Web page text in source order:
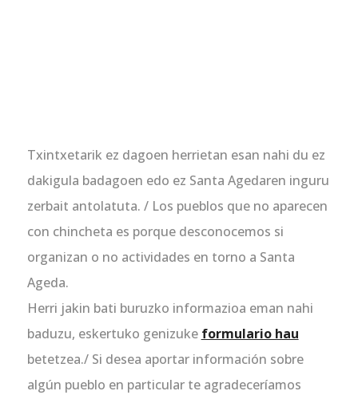
Txintxetarik ez dagoen herrietan esan nahi du ez
dakigula badagoen edo ez Santa Agedaren inguru
zerbait antolatuta. / Los pueblos que no aparecen
con chincheta es porque desconocemos si
organizan o no actividades en torno a Santa
Ageda.
Herri jakin bati buruzko informazioa eman nahi
baduzu, eskertuko genizuke formulario hau
betetzea./ Si desea aportar información sobre
algún pueblo en particular te agradeceríamos